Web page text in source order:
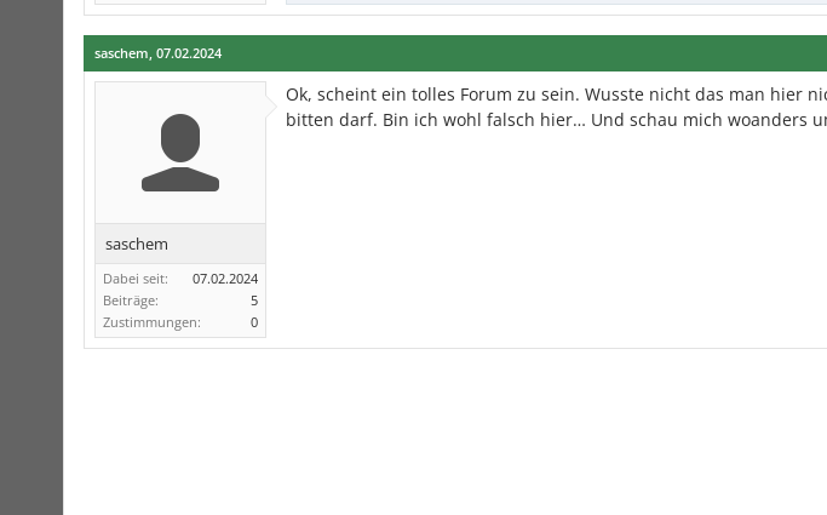
saschem, 07.02.2024
saschem
Dabei seit:
07.02.2024
Beiträge:
5
Zustimmungen:
0
Ok, scheint ein tolles Forum zu sein. Wusste nicht das man hier
bitten darf. Bin ich wohl falsch hier… Und schau mich woanders